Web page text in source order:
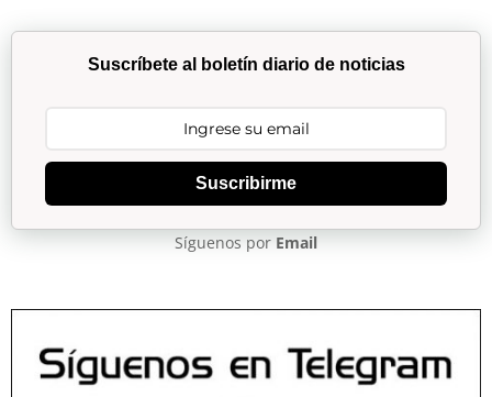
Suscríbete al boletín diario de noticias
Suscribirme
Síguenos por Email